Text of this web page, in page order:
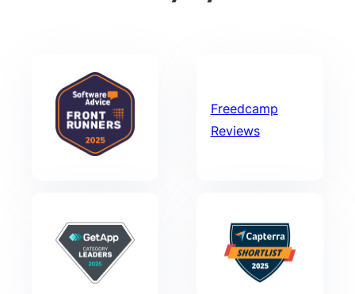
Freedcamp
Reviews